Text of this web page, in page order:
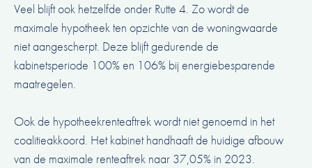
Veel blijft ook hetzelfde onder Rutte 4. Zo wordt de
maximale hypotheek ten opzichte van de woningwaarde
niet aangescherpt. Deze blijft gedurende de
kabinetsperiode 100% en 106% bij energiebesparende
maatregelen.
Ook de hypotheekrenteaftrek wordt niet genoemd in het
coalitieakkoord. Het kabinet handhaaft de huidige afbouw
van de maximale renteaftrek naar 37,05% in 2023.